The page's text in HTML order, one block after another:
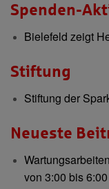
Spenden-
Bielefeld zeigt
Stiftung
Stiftung der
Neueste
von 3:00 bis